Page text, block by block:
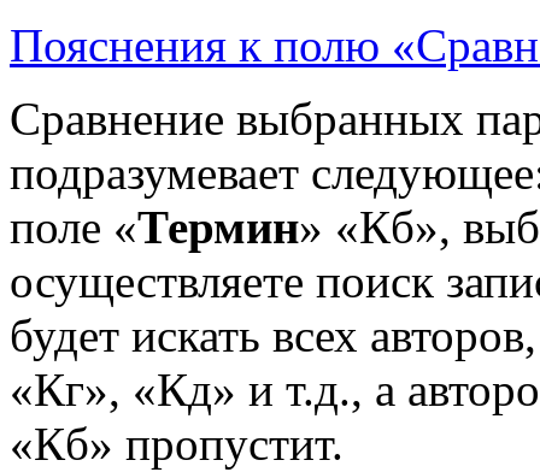
Пояснения к полю
Сравнение выбранных
подразумевает
поле «Термин» «Кб»,
осуществляете поиск
будет искать всех
«Кг», «Кд» и т.д., а
«Кб» пропустит.